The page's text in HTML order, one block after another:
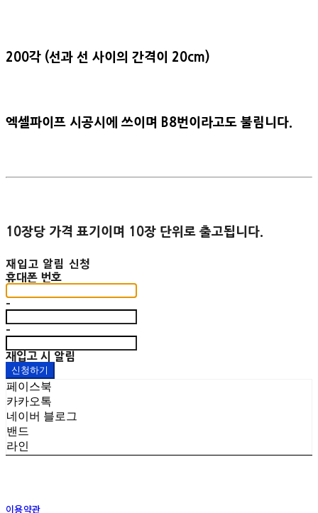
200각 (선과 선 사이의 간격이 20cm)
엑셀파이프 시공시에 쓰이며 B8번이라고도 불림니다.
10장당 가격 표기이며 10장 단위로 출고됩니다.
재입고 알림 신청
휴대폰 번호
-
-
재입고 시 알림
신청하기
페이스북
카카오톡
네이버 블로그
밴드
라인
이용약관